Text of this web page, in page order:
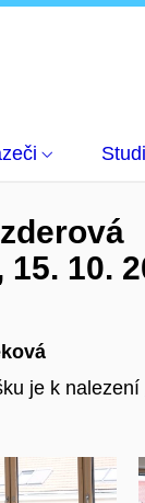
10.
je k nalezení